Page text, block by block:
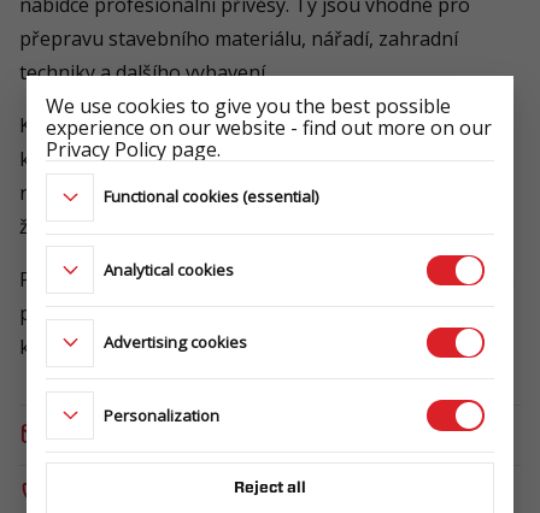
přepravu stavebního materiálu, nářadí, zahradní
techniky a dalšího vybavení.
Kvalita a spolehlivost: Naše přívěsy jsou vyrobeny z
kvalitních materiálů a splňují všechny bezpečnostní
normy. Důraz klade na spolehlivost a dlouhou
životnost.
Pokud hledáte spolehlivého prodejce přívěsů, rádi Vám
pomůžeme. Navštivte naši webovou stránku nebo nás
kontaktujte telefonicky. Jsme tu pro Vás!
E-mail:
+420 774 504 535
We use cookies to give you the best possible
experience on our website - find out more on our
Privacy Policy page.
Functional cookies (essential)
Analytical cookies
Advertising cookies
Personalization
Reject all